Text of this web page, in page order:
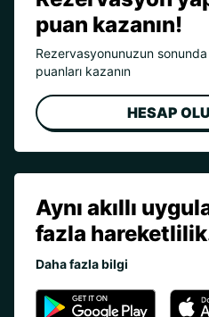
puan kazanın!
Rezervasyonunuzun
puanları kazanın
HESAP
Aynı akıllı
fazla
Daha fazla bilgi